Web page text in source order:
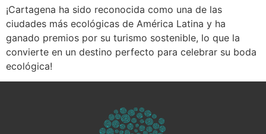
¡Cartagena ha sido reconocida como una de las
ciudades más ecológicas de América Latina y ha
ganado premios por su turismo sostenible, lo que la
convierte en un destino perfecto para celebrar su boda
ecológica!